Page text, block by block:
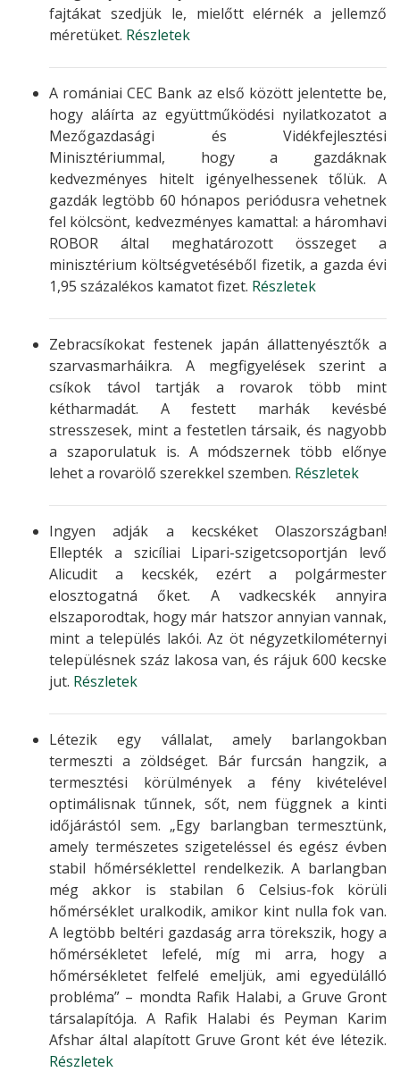
fajtákat szedjük le, mielőtt elérnék a jellemző
méretüket. Részletek
A romániai CEC Bank az első között jelentette be,
hogy aláírta az együttműködési nyilatkozatot a
Mezőgazdasági és Vidékfejlesztési
Minisztériummal, hogy a gazdáknak
kedvezményes hitelt igényelhessenek tőlük. A
gazdák legtöbb 60 hónapos periódusra vehetnek
fel kölcsönt, kedvezményes kamattal: a háromhavi
ROBOR által meghatározott összeget a
minisztérium költségvetéséből fizetik, a gazda évi
1,95 százalékos kamatot fizet. Részletek
Zebracsíkokat festenek japán állattenyésztők a
szarvasmarháikra. A megfigyelések szerint a
csíkok távol tartják a rovarok több mint
kétharmadát. A festett marhák kevésbé
stresszesek, mint a festetlen társaik, és nagyobb
a szaporulatuk is. A módszernek több előnye
lehet a rovarölő szerekkel szemben. Részletek
Ingyen adják a kecskéket Olaszországban!
Ellepték a szicíliai Lipari-szigetcsoportján levő
Alicudit a kecskék, ezért a polgármester
elosztogatná őket. A vadkecskék annyira
elszaporodtak, hogy már hatszor annyian vannak,
mint a település lakói. Az öt négyzetkilométernyi
településnek száz lakosa van, és rájuk 600 kecske
jut. Részletek
Létezik egy vállalat, amely barlangokban
termeszti a zöldséget. Bár furcsán hangzik, a
termesztési körülmények a fény kivételével
optimálisnak tűnnek, sőt, nem függnek a kinti
időjárástól sem. „Egy barlangban termesztünk,
amely természetes szigeteléssel és egész évben
stabil hőmérséklettel rendelkezik. A barlangban
még akkor is stabilan 6 Celsius-fok körüli
hőmérséklet uralkodik, amikor kint nulla fok van.
A legtöbb beltéri gazdaság arra törekszik, hogy a
hőmérsékletet lefelé, míg mi arra, hogy a
hőmérsékletet felfelé emeljük, ami egyedülálló
probléma” – mondta Rafik Halabi, a Gruve Gront
társalapítója. A Rafik Halabi és Peyman Karim
Afshar által alapított Gruve Gront két éve létezik.
Részletek